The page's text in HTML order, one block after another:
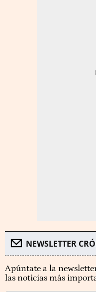
NEWSLETTER
Apúntate a la
las noticias más